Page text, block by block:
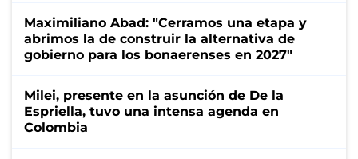
Maximiliano Abad: "Cerramos una etapa y
abrimos la de construir la alternativa de
gobierno para los bonaerenses en 2027"
Milei, presente en la asunción de De la
Espriella, tuvo una intensa agenda en
Colombia